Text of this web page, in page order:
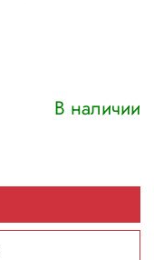
В наличии